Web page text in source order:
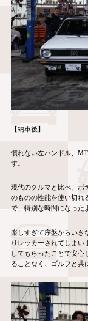
【納車後】
慣れない左ハンドル、 MT
す。
現代のクルマと比べ、ボ
のものの性能を使い切れ
で、特別な時間になった
楽しすぎて序盤からいき
りレッカーされてしまい
してもらったことで安心
ることなく、ゴルフと共